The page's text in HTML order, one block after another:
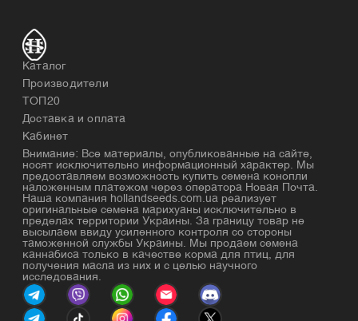
Каталог
Производители
ТОП20
Доставка и оплата
Кабинет
Внимание: Все материалы, опубликованные на сайте,
носят исключительно информационный характер. Мы
предоставляем возможность купить семена конопли
наложенным платежом через оператора Новая Почта.
Наша компания hollandseeds.com.ua реализует
оригинальные семена марихуаны исключительно в
пределах территории Украины. За границу товар не
высылаем ввиду усиленного контроля со стороны
таможенной службы Украины. Мы продаем семена
каннабиса только в качестве корма для птиц, для
получения масла из них и с целью научного
исследования.